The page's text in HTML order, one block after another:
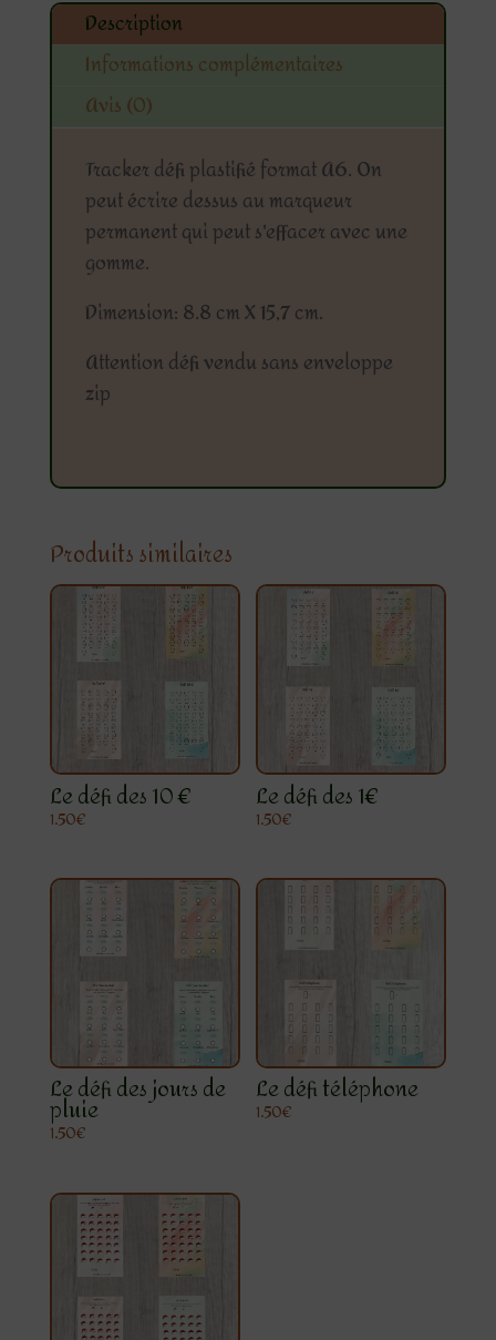
Description
Informations complémentaires
Avis (0)
Tracker défi plastifié format A6. On
peut écrire dessus au marqueur
permanent qui peut s'effacer avec une
gomme.
Dimension: 8.8 cm X 15,7 cm.
Attention défi vendu sans enveloppe
zip
Produits similaires
Le défi des 10 €
1.50€
Le défi des 1€
1.50€
Le défi des jours de
pluie
1.50€
Le défi téléphone
1.50€